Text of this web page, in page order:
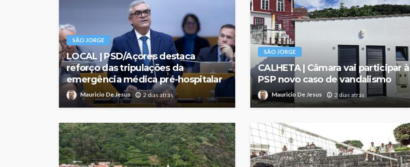
SÃO JORGE
LOCAL | PSD/Açores destaca
reforço das tripulações da
emergência médica pré-hospitalar
Mauricio De Jesus 2 dias atrás
SÃO JORGE
CALHETA | Câmara vai participar à
PSP novo caso de vandalismo
Mauricio De Jesus 2 dias atrás